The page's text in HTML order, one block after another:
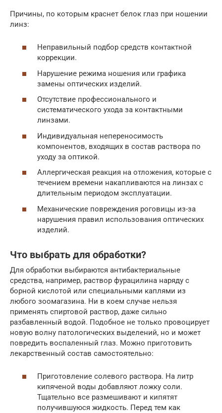
Причины, по которым краснет белок глаз при ношении
линз:
Неправильный подбор средств контактной
коррекции.
Нарушение режима ношения или графика
замены оптических изделий.
Отсутствие профессионального и
систематического ухода за контактными
линзами.
Индивидуальная непереносимость
компонентов, входящих в состав раствора по
уходу за оптикой.
Аллергическая реакция на отложения, которые с
течением времени накапливаются на линзах с
длительным периодом эксплуатации.
Механические повреждения роговицы из-за
нарушения правил использования оптических
изделий.
Что выбрать для обработки?
Для обработки выбираются антибактериальные
средства, например, раствор фурацилина наряду с
борной кислотой или специальными каплями из
любого зоомагазина. Ни в коем случае нельзя
применять спиртовой раствор, даже сильно
разбавленный водой. Подобное не только провоцирует
новую волну патологических выделений, но и может
повредить воспаленный глаз. Можно приготовить
лекарственный состав самостоятельно:
Приготовление солевого раствора. На литр
кипяченой воды добавляют ложку соли.
Тщательно все размешивают и кипятят
получившуюся жидкость. Перед тем как